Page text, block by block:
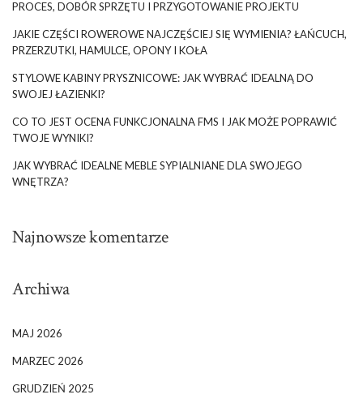
PROCES, DOBÓR SPRZĘTU I PRZYGOTOWANIE PROJEKTU
JAKIE CZĘŚCI ROWEROWE NAJCZĘŚCIEJ SIĘ WYMIENIA? ŁAŃCUCH,
PRZERZUTKI, HAMULCE, OPONY I KOŁA
STYLOWE KABINY PRYSZNICOWE: JAK WYBRAĆ IDEALNĄ DO
SWOJEJ ŁAZIENKI?
CO TO JEST OCENA FUNKCJONALNA FMS I JAK MOŻE POPRAWIĆ
TWOJE WYNIKI?
JAK WYBRAĆ IDEALNE MEBLE SYPIALNIANE DLA SWOJEGO
WNĘTRZA?
Najnowsze komentarze
Archiwa
MAJ 2026
MARZEC 2026
GRUDZIEŃ 2025